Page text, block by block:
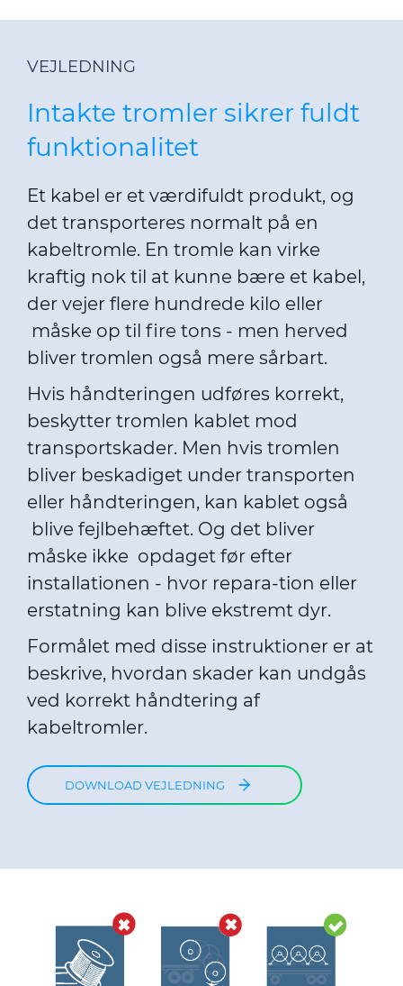
VEJLEDNING
Intakte tromler sikrer fuldt
funktionalitet
Et kabel er et værdifuldt produkt, og
det transporteres normalt på en
kabeltromle. En tromle kan virke
kraftig nok til at kunne bære et kabel,
der vejer flere hundrede kilo eller
måske op til fire tons - men herved
bliver tromlen også mere sårbart.
Hvis håndteringen udføres korrekt,
beskytter tromlen kablet mod
transportskader. Men hvis tromlen
bliver beskadiget under transporten
eller håndteringen, kan kablet også
blive fejlbehæftet. Og det bliver
måske ikke opdaget før efter
installationen - hvor repara-tion eller
erstatning kan blive ekstremt dyr.
Formålet med disse instruktioner er at
beskrive, hvordan skader kan undgås
ved korrekt håndtering af
kabeltromler.
DOWNLOAD VEJLEDNING